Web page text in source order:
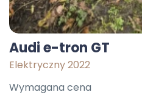
Audi e-tron GT
Elektryczny 2022
Wymagana cena